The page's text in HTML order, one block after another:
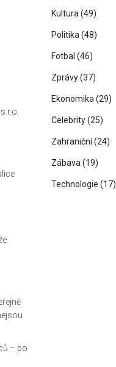
– po
Kultura (49)
Politika (48)
Fotbal (46)
Zprávy(37)
Ekonomika (29)
Celebrity(25)
Zahraniční(24)
Zábava (19)
Technologie (17)